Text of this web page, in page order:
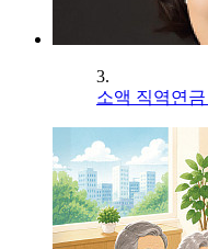
3.
소액 직역연